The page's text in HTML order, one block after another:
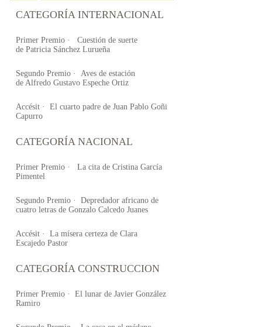
CATEGORÍA INTERNACIONAL
Primer Premio · Cuestión de suerte
de Patricia Sánchez Lurueña
Segundo Premio · Aves de estación
de Alfredo Gustavo Espeche Ortiz
Accésit · El cuarto padre de Juan Pablo Goñi
Capurro
CATEGORÍA NACIONAL
Primer Premio · La cita de Cristina García
Pimentel
Segundo Premio · Depredador africano de
cuatro letras de Gonzalo Calcedo Juanes
Accésit · La mísera certeza de Clara
Escajedo Pastor
CATEGORÍA CONSTRUCCION
Primer Premio · El lunar de Javier González
Ramiro